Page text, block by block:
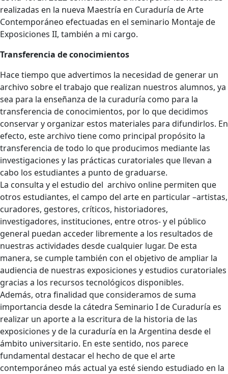
realizadas en la nueva Maestría en Curaduría de Arte
Contemporáneo efectuadas en el seminario Montaje de
Exposiciones II, también a mi cargo.
Transferencia de conocimientos
Hace tiempo que advertimos la necesidad de generar un
archivo sobre el trabajo que realizan nuestros alumnos, ya
sea para la enseñanza de la curaduría como para la
transferencia de conocimientos, por lo que decidimos
conservar y organizar estos materiales para difundirlos. En
efecto, este archivo tiene como principal propósito la
transferencia de todo lo que producimos mediante las
investigaciones y las prácticas curatoriales que llevan a
cabo los estudiantes a punto de graduarse.
La consulta y el estudio del archivo online permiten que
otros estudiantes, el campo del arte en particular –artistas,
curadores, gestores, críticos, historiadores,
investigadores, instituciones, entre otros- y el público
general puedan acceder libremente a los resultados de
nuestras actividades desde cualquier lugar. De esta
manera, se cumple también con el objetivo de ampliar la
audiencia de nuestras exposiciones y estudios curatoriales
gracias a los recursos tecnológicos disponibles.
Además, otra finalidad que consideramos de suma
importancia desde la cátedra Seminario I de Curaduría es
realizar un aporte a la escritura de la historia de las
exposiciones y de la curaduría en la Argentina desde el
ámbito universitario. En este sentido, nos parece
fundamental destacar el hecho de que el arte
contemporáneo más actual ya esté siendo estudiado en la